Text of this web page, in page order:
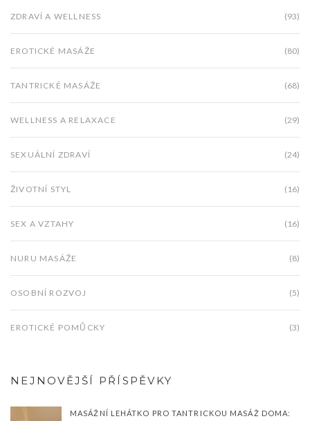
ZDRAVÍ A WELLNESS (93)
EROTICKÉ MASÁŽE (80)
TANTRICKÉ MASÁŽE (68)
WELLNESS A RELAXACE (29)
SEXUÁLNÍ ZDRAVÍ (24)
ŽIVOTNÍ STYL (16)
SEX A VZTAHY (16)
NURU MASÁŽE (8)
OSOBNÍ ROZVOJ (5)
EROTICKÉ POMŮCKY (3)
NEJNOVĚJŠÍ PŘÍSPĚVKY
MASÁŽNÍ LEHÁTKO PRO TANTRICKOU MASÁŽ DOMA: